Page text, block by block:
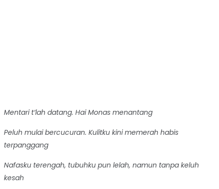
Mentari t’lah datang. Hai Monas menantang
Peluh mulai bercucuran. Kulitku kini memerah habis
terpanggang
Nafasku terengah, tubuhku pun lelah, namun tanpa keluh
kesah